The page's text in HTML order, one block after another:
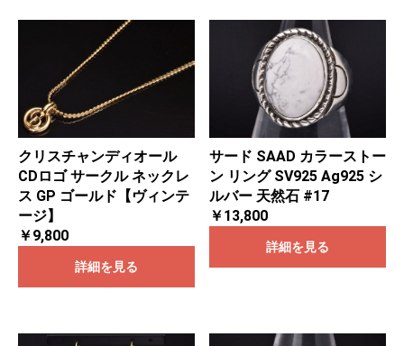
クリスチャンディオール
CDロゴ サークル ネックレ
ス GP ゴールド【ヴィンテ
ージ】
￥9,800
詳細を見る
サード SAAD カラーストー
ン リング SV925 Ag925 シ
ルバー 天然石 #17
￥13,800
詳細を見る